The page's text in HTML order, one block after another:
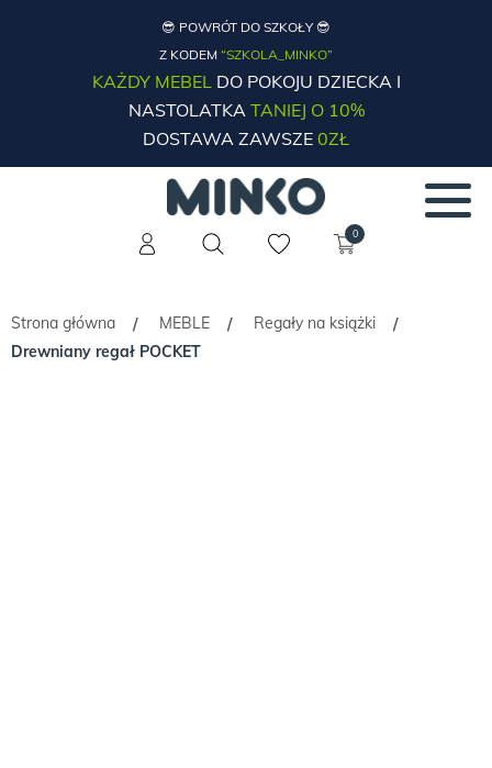
😎 POWRÓT DO SZKOŁY 😎
Z KODEM “SZKOLA_MINKO”
KAŻDY MEBELDO POKOJU DZIECKA I
NASTOLATKATANIEJ O 10%
DOSTAWA ZAWSZE 0ZŁ
0
Strona główna / MEBLE / Regały na książki
/
Drewniany regał POCKET